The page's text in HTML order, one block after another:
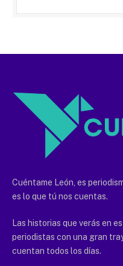
Cuéntame León, es
es lo que tú nos cuentas.
Las historias que verás en
periodistas con una gran
cuentan todos los días.